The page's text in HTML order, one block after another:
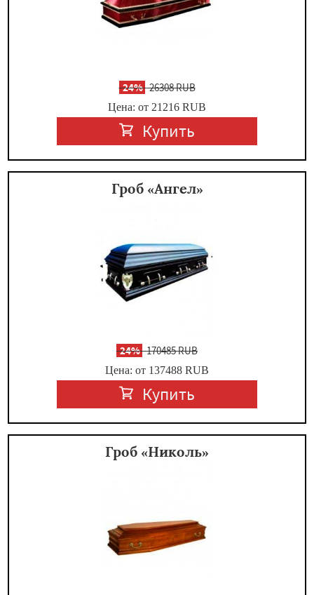
-24%26308 RUB
Цена: от 21216 RUB
Купить
Гроб «Ангел»
-24%170485 RUB
Цена: от 137488 RUB
Купить
Гроб «Николь»